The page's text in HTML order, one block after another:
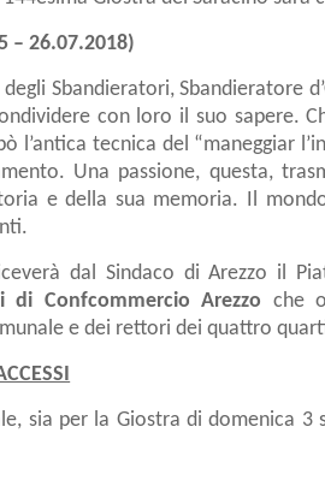
– 26.07.2018)
Sbandieratori, Sbandieratore
con loro il suo sapere.
l’antica tecnica del “maneggiar
Una passione, questa,
e della sua memoria. Il
dal Sindaco di Arezzo il
di Confcommercio Arezzo che
e dei rettori dei quattro
sia per la Giostra di domenica